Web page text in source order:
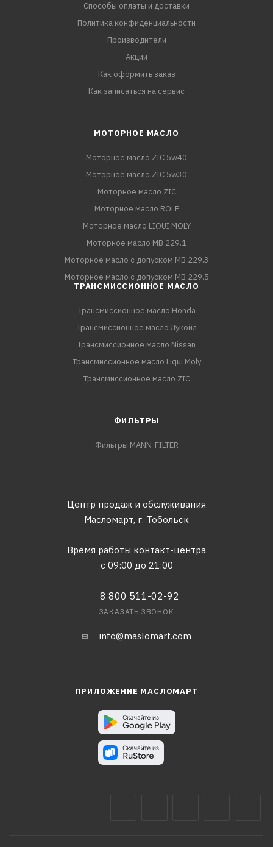
Способы оплаты и доставки
Политика конфиденциальности
Производители
Акции
Как оформить заказ
Как записаться на сервис
МОТОРНОЕ МАСЛО
Моторное масло ZIC 5w40
Моторное масло ZIC 5w30
Моторное масло ZIC
Моторное масло ROLF
Моторное масло LIQUI MOLY
Моторное масло MB 229.1
Моторное масло с допуском MB 229.3
Моторное масло с допуском MB 229.5
ТРАНСМИССИОННОЕ МАСЛО
Трансмиссионное масло Honda
Трансмиссионное масло Лукойл
Трансмиссионное масло Nissan
Трансмиссионное масло Liqui Moly
Трансмиссионное масло ZIC
ФИЛЬТРЫ
Фильтры MANN-FILTER
Центр продаж и обслуживания
Масломарт, г. Тобольск
Время работы контакт-центра
с 09:00 до 21:00
8 800 511-02-92
ЗАКАЗАТЬ ЗВОНОК
info@maslomart.com
ПРИЛОЖЕНИЕ МАСЛОМАРТ